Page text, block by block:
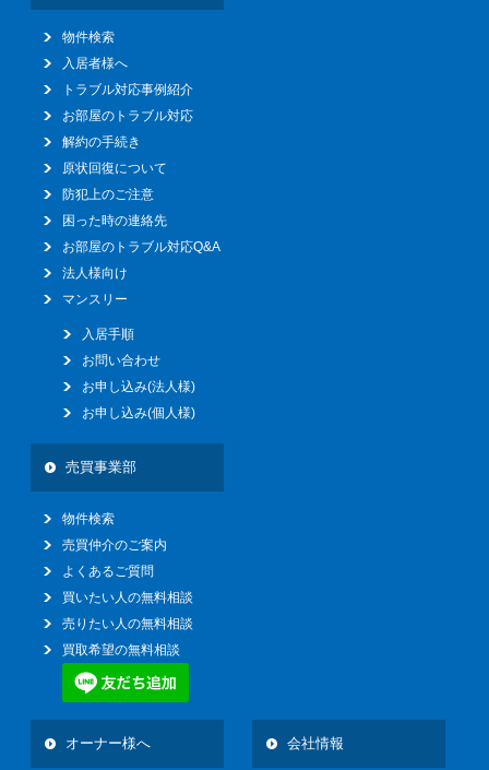
物件検索
入居者様へ
トラブル対応事例紹介
お部屋のトラブル対応
解約の手続き
原状回復について
防犯上のご注意
困った時の連絡先
お部屋のトラブル対応Q&A
法人様向け
マンスリー
入居手順
お問い合わせ
お申し込み(法人様)
お申し込み(個人様)
売買事業部
物件検索
売買仲介のご案内
よくあるご質問
買いたい人の無料相談
売りたい人の無料相談
買取希望の無料相談
オーナー様へ 会社情報